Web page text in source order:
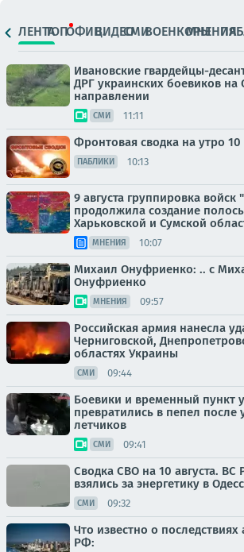
ЛЕНТАТОПОФИЦ.ВИДЕОСМИВОЕНКОРЫМНЕНИЯ
Ивановские гвардейцы-
ДРГ украинских боевиков на
направлении
СМИ 11:11
Фронтовая сводка на утро 10
ПАБЛИКИ 10:13
9 августа группировка войск
продолжила создание
Харьковской и Сумской
МНЕНИЯ 10:07
Михаил Онуфриенко: .. с
Онуфриенко
МНЕНИЯ 09:57
Российская армия нанесла
Черниговской,
областях Украины
СМИ 09:44
Боевики и временный пункт
превратились в пепел после
летчиков
СМИ 09:41
Сводка СВО на 10 августа. ВС
взялись за энергетику в
СМИ 09:32
Что известно о последствиях
РФ: